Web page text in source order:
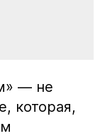
— не
которая,